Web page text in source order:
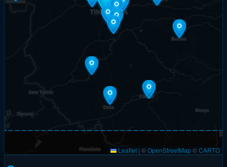
Leaflet | ©OpenStreetMap©CARTO